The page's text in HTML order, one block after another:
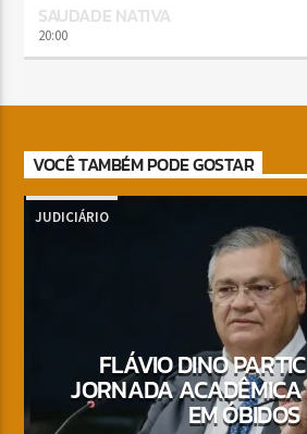
SAUDADE NATIVA
20:00
VOCÊ TAMBÉM PODE GOSTAR
JUDICIÁRIO
FLÁVIO DINO
JORNADA ACADÊMICA
EM ÓBIDOS